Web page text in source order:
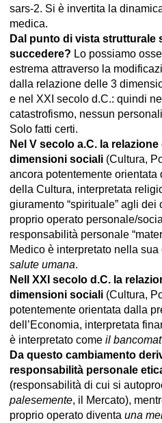
sars-2. Si è invertita la
medica.
Dal punto di vista strutturale
succedere? Lo possiamo
estrema attraverso la
dalla relazione delle 3
e nel XXI secolo d.C.: quindi
catastrofismo, nessun
Solo fatti certi.
Nel V secolo a.C. la
dimensioni sociali (Cultura,
ancora potentemente
della Cultura, interpretata
giuramento “spirituale” agli dei
proprio operato personale/
responsabilità personale
Medico è interpretato nella sua
salute umana.
Nell XXI secolo d.C. la
dimensioni sociali (Cultura,
potentemente orientata dalla
dell’Economia, interpretata
è interpretato come il
Da questo cambiamento
responsabilità personale
(responsabilità di cui si
palesemente, il Mercato),
proprio operato diventa una